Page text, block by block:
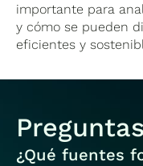
importante para
y cómo se pueden
eficientes y
¿Qué fuentes